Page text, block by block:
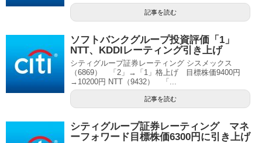
記事を読む
ソフトバンクグループ投資評価「1」
NTT、KDDIレーティング引き上げ
シティグループ証券レーティング シスメックス
（6869） 「2」→「1」格上げ 目標株価9400円
→10200円 NTT（9432） 「...
記事を読む
シティグループ証券レーティング マネ
ーフォワード目標株価6300円に引き上げ